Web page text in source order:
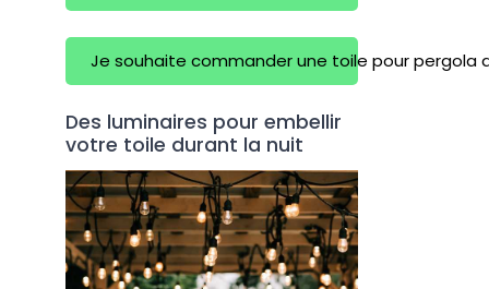
Je souhaite commander une toile pour pergola
Des luminaires pour embellir
votre toile durant la nuit